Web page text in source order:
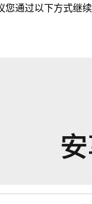
您通过以下方式继续